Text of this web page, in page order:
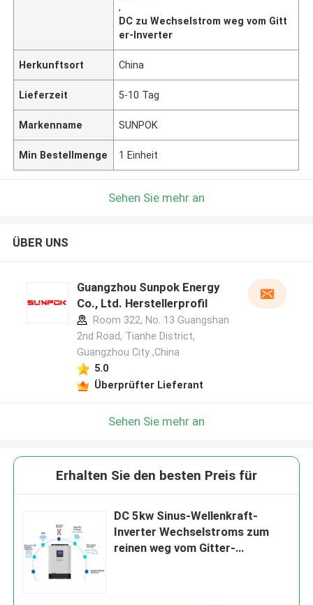
,
DC zu Wechselstrom weg vom Gitt
er-Inverter
Herkunftsort China
Lieferzeit 5-10 Tag
Markenname SUNPOK
Min Bestellmenge 1 Einheit
Sehen Sie mehr an
ÜBER UNS
Guangzhou Sunpok Energy
Co., Ltd. Herstellerprofil
Room 322, No. 13 Guangshan
2nd Road, Tianhe District,
Guangzhou City ,China
5.0
Überprüfter Lieferant
Sehen Sie mehr an
Erhalten Sie den besten Preis für
DC 5kw Sinus-Wellenkraft-
Inverter Wechselstroms zum
reinen weg vom Gitter-